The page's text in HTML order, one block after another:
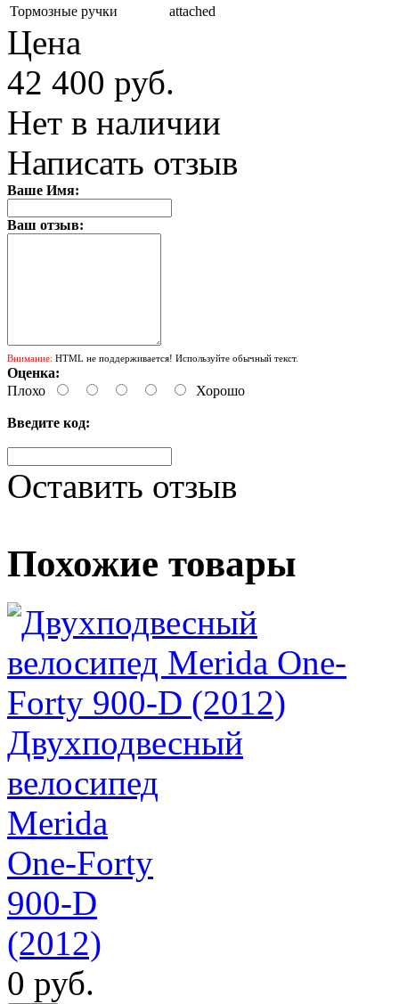
Тормозные ручки
attached
Цена
42 400 руб.
Нет в наличии
Написать отзыв
Ваше Имя:
Ваш отзыв:
Внимание: HTML не поддерживается! Используйте обычный текст.
Оценка:
Плохо
Хорошо
Введите код:
Оставить отзыв
Похожие товары
Двухподвесный
велосипед
Merida
One-Forty
900-D
(2012)
0 руб.